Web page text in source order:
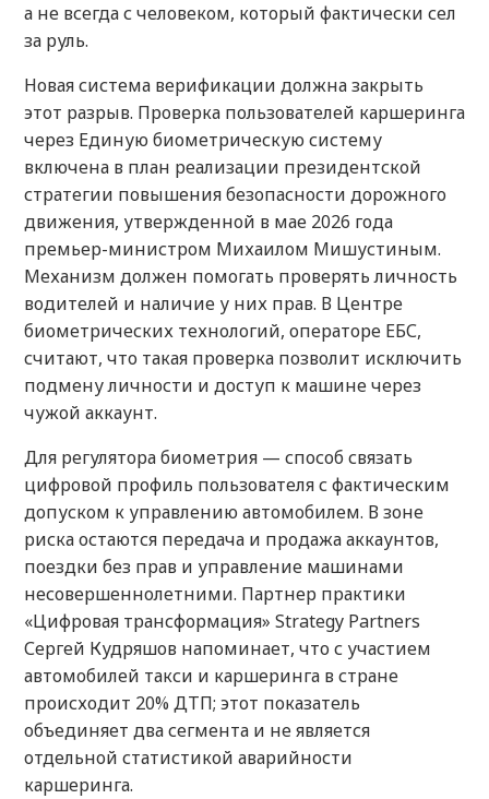
а не всегда с человеком, который фактически сел
за руль.
Новая система верификации должна закрыть
этот разрыв. Проверка пользователей каршеринга
через Единую биометрическую систему
включена в план реализации президентской
стратегии повышения безопасности дорожного
движения, утвержденной в мае 2026 года
премьер-министром Михаилом Мишустиным.
Механизм должен помогать проверять личность
водителей и наличие у них прав. В Центре
биометрических технологий, операторе ЕБС,
считают, что такая проверка позволит исключить
подмену личности и доступ к машине через
чужой аккаунт.
Для регулятора биометрия — способ связать
цифровой профиль пользователя с фактическим
допуском к управлению автомобилем. В зоне
риска остаются передача и продажа аккаунтов,
поездки без прав и управление машинами
несовершеннолетними. Партнер практики
«Цифровая трансформация» Strategy Partners
Сергей Кудряшов напоминает, что с участием
автомобилей такси и каршеринга в стране
происходит 20% ДТП; этот показатель
объединяет два сегмента и не является
отдельной статистикой аварийности
каршеринга.